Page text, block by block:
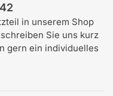
in unserem Shop
Sie uns kurz
gern ein individuelles